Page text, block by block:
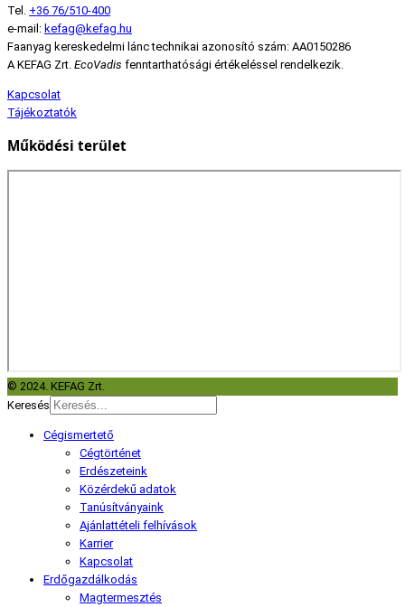
Tel. +36 76/510-400
e-mail: kefag@kefag.hu
Faanyag kereskedelmi lánc technikai azonosító szám: AA0150286
A KEFAG Zrt. EcoVadis fenntarthatósági értékeléssel rendelkezik.
Kapcsolat
Tájékoztatók
Működési terület
© 2024. KEFAG Zrt.
Keresés
Cégismertető
Cégtörténet
Erdészeteink
Közérdekű adatok
Tanúsítványaink
Ajánlattételi felhívások
Karrier
Kapcsolat
Erdőgazdálkodás
Magtermesztés